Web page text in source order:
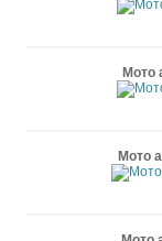
Мото
Мото